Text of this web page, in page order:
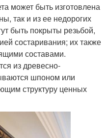
может быть изготовлена
так и из ее недорогих
быть покрыты резьбой,
состаривания; их также
составами.
из древесно-
шпоном или
структуру ценных